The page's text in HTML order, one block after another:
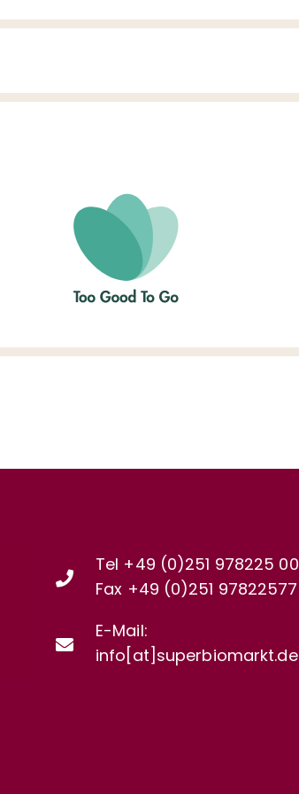
Tel +49 (0)251 978225 00
Fax +49 (0)251 97822577
E-Mail:
info[at]superbiomarkt.de